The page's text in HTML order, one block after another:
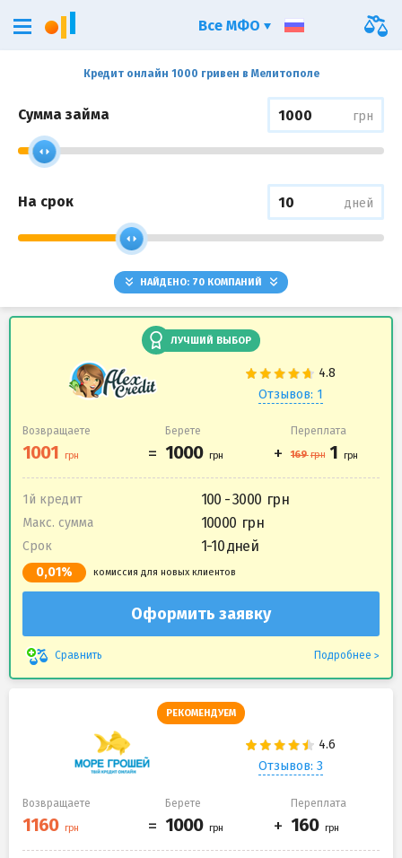
Кредит онлайн 1000 гривен в Мелитополе
Сумма займа грн
На срок дней
НАЙДЕНО: 70 КОМПАНИЙ
ЛУЧШИЙ ВЫБОР
Отзывов: 1
Возвращаете Берете Переплата
1й кредит 100 - 3000
Макс. сумма 10000
Срок 1-10 дней
0,01% комиссия для новых клиентов
Оформить заявку
Сравнить Подробнее
РЕКОМЕНДУЕМ
Отзывов: 3
Возвращаете Берете Переплата
Все МФО